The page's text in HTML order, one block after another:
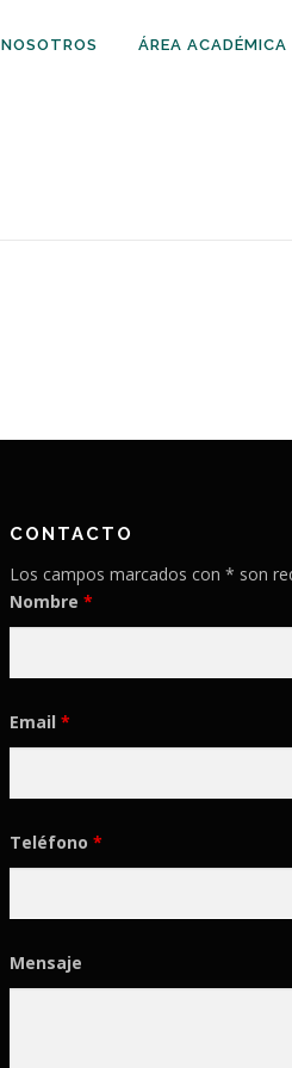
NOSOTROS ÁREA ACADÉMICA
CONTACTO
Los campos marcados con * son
Nombre *
Email *
Teléfono *
Mensaje